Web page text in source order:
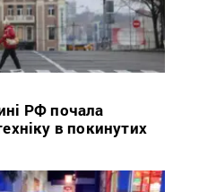
РФ почала
в покинутих